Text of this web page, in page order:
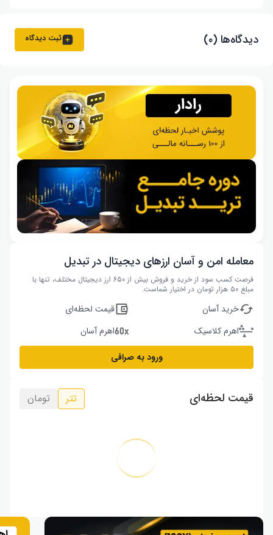
دیدگاه‌ها (۰) ثبت دیدگاه
معامله امن و آسان ارزهای دیجیتال در تبدیل
فرصت کسب سود از خرید و فروش بیش از ۶۵۰ ارز دیجیتال مختلف، تنها با
مبلغ ۵۰ هزار تومان در اختیار شماست.
خرید آسان
قیمت لحظه‌ای
اهرم کلاسیک
اهرم آسان
ورود به صرافی
قیمت لحظه‌ای تتر تومان